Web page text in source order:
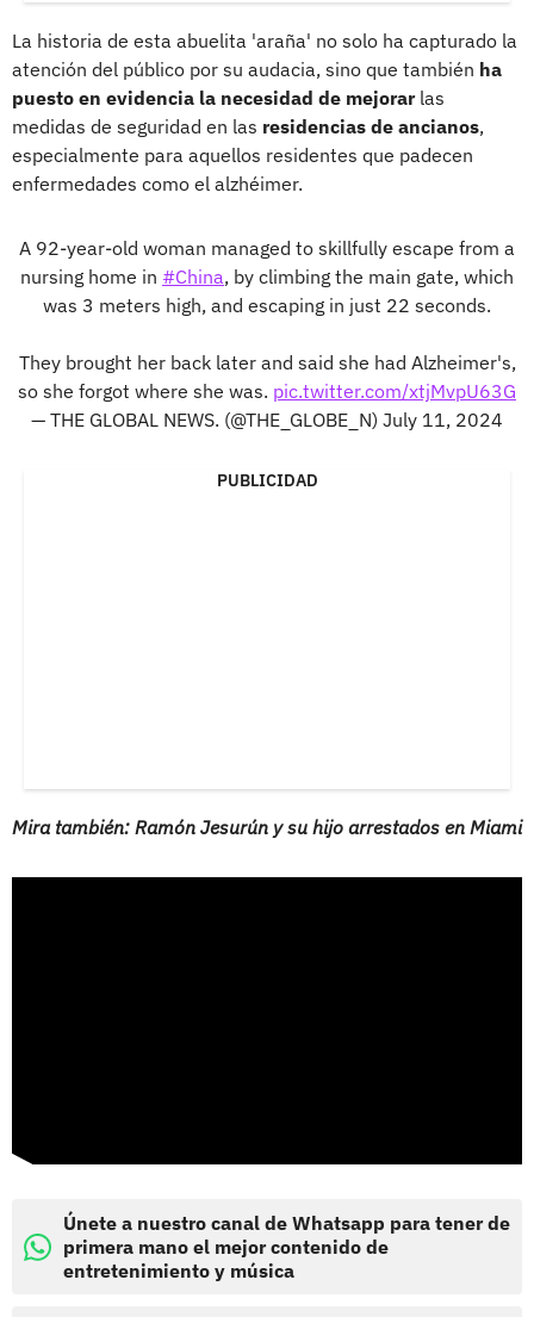
La historia de esta abuelita 'araña' no solo ha capturado la
atención del público por su audacia, sino que también ha
puesto en evidencia la necesidad de mejorarlas
medidas de seguridad en las residencias de ancianos,
especialmente para aquellos residentes que padecen
enfermedades como el alzhéimer.
A 92-year-old woman managed to skillfully escape from a
nursing home in #China, by climbing the main gate, which
was 3 meters high, and escaping in just 22 seconds.
They brought her back later and said she had Alzheimer's,
so she forgot where she was. pic.twitter.com/xtjMvpU63G
— THE GLOBAL NEWS. (@THE_GLOBE_N) July 11, 2024
PUBLICIDAD
Mira también: Ramón Jesurún y su hijo arrestados en Miami
Únete a nuestro canal de Whatsapp para tener de
primera mano el mejor contenido de
entretenimiento y música